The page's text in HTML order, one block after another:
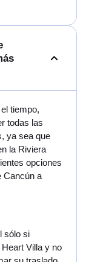
tiempo,
todas las
ya sea que
la Riviera
opciones
Cancún a
sólo si
Villa y no